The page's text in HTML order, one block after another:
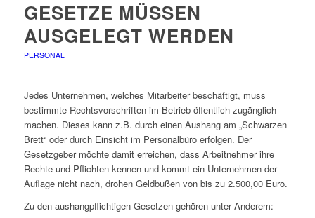
GESETZE MÜSSEN
AUSGELEGT WERDEN
PERSONAL
Jedes Unternehmen, welches Mitarbeiter beschäftigt, muss
bestimmte Rechtsvorschriften im Betrieb öffentlich zugänglich
machen. Dieses kann z.B. durch einen Aushang am „Schwarzen
Brett“ oder durch Einsicht im Personalbüro erfolgen. Der
Gesetzgeber möchte damit erreichen, dass Arbeitnehmer ihre
Rechte und Pflichten kennen und kommt ein Unternehmen der
Auflage nicht nach, drohen Geldbußen von bis zu 2.500,00 Euro.
Zu den aushangpflichtigen Gesetzen gehören unter Anderem: